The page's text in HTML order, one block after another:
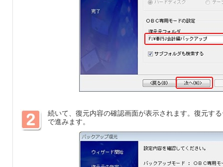
続いて、復元内容の確認画面が表示されます。復元す
で進みます。